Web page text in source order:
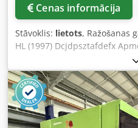
Cenas informācija
Stāvoklis: lietots, Ražošanas
HL (1997) Dcjdpsztafdefx